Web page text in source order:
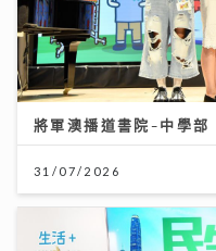
將軍澳播道書院-中學部
31/07/2026